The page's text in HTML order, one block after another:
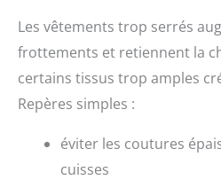
Imperméable et durable : La
spécialement conçue garantit
dans des environnements
rend adapté à diverses
station debout pendant de
anti-abrasion offre la
Les vêtements trop serrés
frottements et retiennent la
certains tissus trop amples
Repères simples :
éviter les coutures
cuisses